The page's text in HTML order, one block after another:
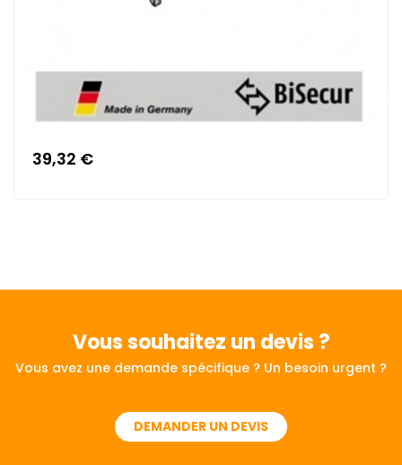
39,32 €
Vous souhaitez un devis ?
Vous avez une demande spécifique ? Un besoin urgent ?
DEMANDER UN DEVIS